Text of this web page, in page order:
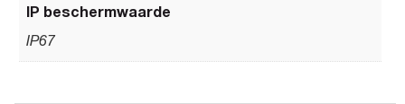
IP beschermwaarde
IP67